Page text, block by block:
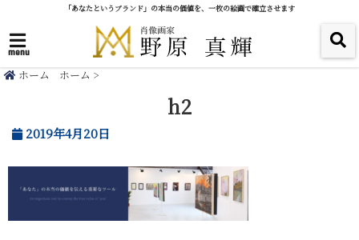
「あなたというブランド」の本当の価値を、一枚の絵画で確立させます
menu
ホーム ホーム >
h2
2019年4月20日